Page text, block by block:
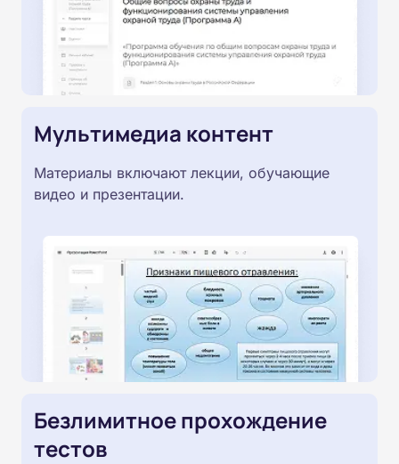
Мультимедиа контент
Материалы включают лекции, обучающие
видео и презентации.
Безлимитное прохождение
тестов